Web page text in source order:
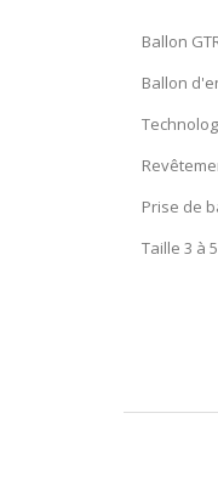
Ballon
Ballon
Prise de
Taille 3 à 5